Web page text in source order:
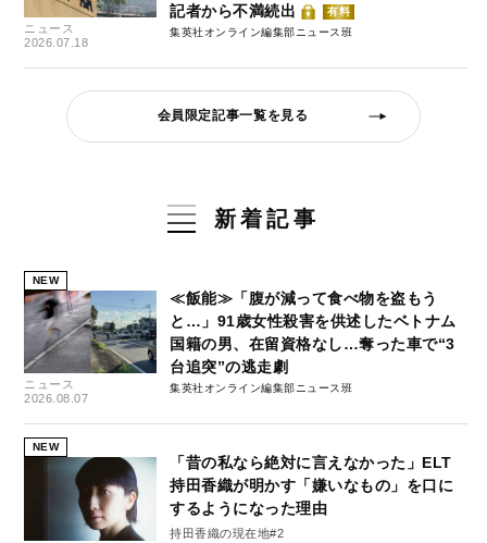
ニュース
2026.07.18
記者から不満続出
有料
集英社オンライン編集部ニュース班
会員限定記事一覧を見る
新着記事
NEW
ニュース
2026.08.07
≪飯能≫「腹が減って食べ物を盗もう
と…」91歳女性殺害を供述したベトナム
国籍の男、在留資格なし…奪った車で“3
台追突”の逃走劇
集英社オンライン編集部ニュース班
NEW
「昔の私なら絶対に言えなかった」ELT
持田香織が明かす「嫌いなもの」を口に
するようになった理由
持田香織の現在地#2